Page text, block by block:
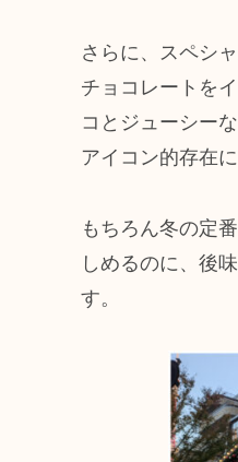
さらに、スペシ
チョコレートを
コとジューシー
アイコン的存在
もちろん冬の定
しめるのに、後
す。